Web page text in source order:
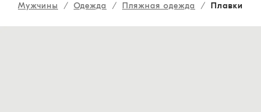
Мужчины Одежда Пляжная одежда Плавки